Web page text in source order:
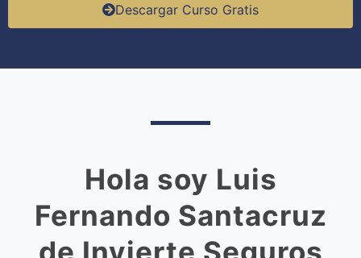
Descargar Curso Gratis
Hola soy Luis
Fernando Santacruz